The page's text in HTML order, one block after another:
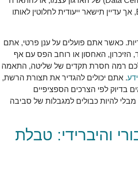
אצל ספק חיצוני כמו ERG, אך עדיין תישאר ייעודית לחלוטין לאותו
כאשר אתם פועלים על ענן פרטי, אתם
הזיכרון, האחסון או רוחב הפס עם אף
רמה חסרת תקדים של שליטה, התאמה
. אתם יכולים להגדיר את תצורת הרשת,
בדיוק לפי הצרכים הספציפיים
מבלי להיות כבולים למגבלות של סביבה
והיברידי: טבלת